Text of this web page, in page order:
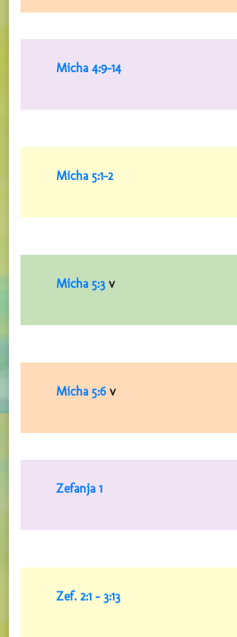
Micha 4:9-14
Micha 5:1-2
Micha 5:3 v
Micha 5:6 v
Zefanja 1
Zef. 2:1 – 3:13